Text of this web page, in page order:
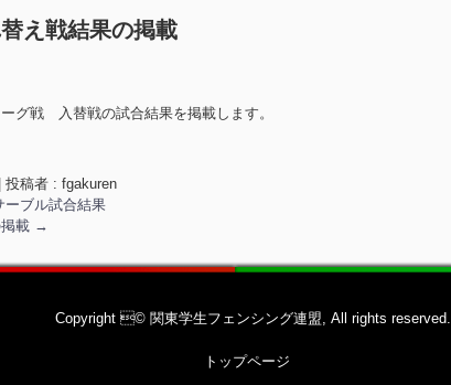
え戦結果の掲載
グ戦 入替戦の試合結果を掲載します。
投稿者 : fgakuren
ブル試合結果
載 →
Copyright © 関東学生フェンシング連盟, All rights reserved.
トップページ